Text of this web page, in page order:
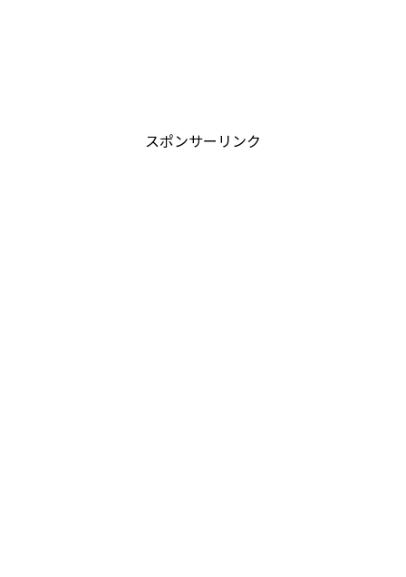
スポンサーリンク